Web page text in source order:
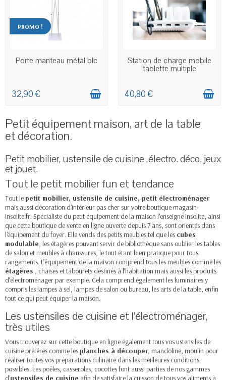
PROMO !
EN STOCK
Porte manteau métal blc
32,90 €
EN STOCK
Station de charge mobile
tablette multiple
40,80 €
Petit équipement maison, art de la table
et décoration.
Petit mobilier, ustensile de cuisine ,électro. déco. jeux
et jouet.
Tout le petit mobilier fun et tendance
Tout le petit mobilier, ustensile de cuisine, petit électroménager
mais aussi décoration d’intérieur pas cher sur votre boutique magasin-
insolite.fr. Spécialiste du petit équipement de la maison l’enseigne Insolite, ainsi
que cette boutique de vente en ligne ouverte depuis 7 ans, sont orientés dans
l'équipement du foyer. Elle vends des petits meubles tel que les cubes
modulable , les étagères pouvant servir debibliothèque sans oublier les tables
de salon et meubles à chaussures, le tout étant bien pratique pour tous
rangements. L’équipement de la maison comprend tous les meubles comme les
étagères , chaises et tabourets destinés à l’habitation mais aussi les produits
d’électroménager par exemple. Cela comprend également les luminaires y
compris les lampes à sel, lampes de salon ou bureau, les arts de la table, enfin
tout ce qui peut équiper la maison.
Les ustensiles de cuisine et l'électroménager,
très utiles
Vous trouverez sur cette boutique en ligne également tous vosustensiles de
cuisinepréférés comme les planches à découper, mandoline, moulin pour
réaliser toutes vos préparations culinaire dans les meilleures conditions
possibles. Les poêles, casseroles, cocottes font aussi parties de nos gammes
d'ustensiles de cuisine afin de satisfaire la cuisson de tous vos aliments à